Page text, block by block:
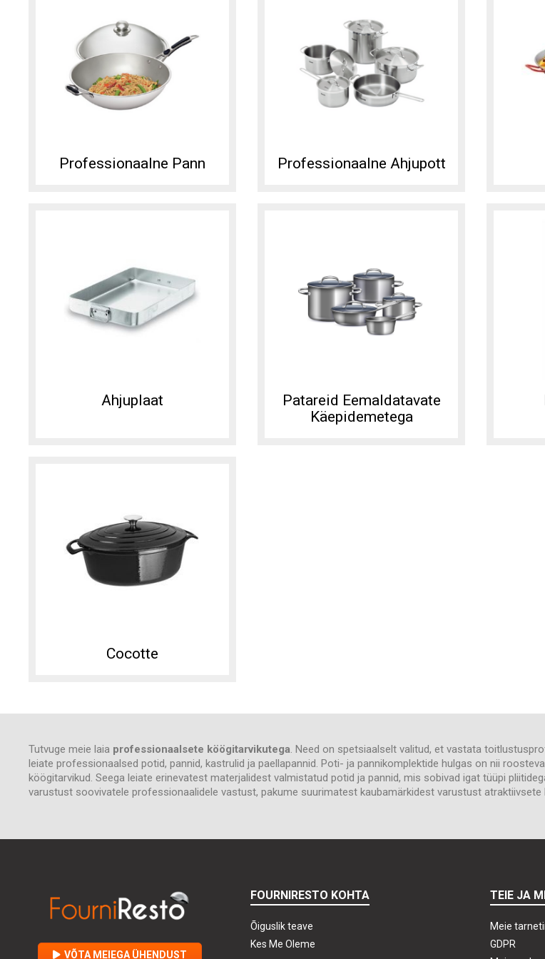
Professionaalne Pann Professionaalne Ahjupott
Ahjuplaat
Patareid Eemaldatavate
Käepidemetega
Cocotte
Tutvuge meie laia professionaalsete köögitarvikutega. Need on spetsiaalselt valitud, et vastata
leiate professionaalsed potid, pannid, kastrulid ja paellapannid. Poti- ja pannikomplektide hulgas on nii
köögitarvikud. Seega leiate erinevatest materjalidest valmistatud potid ja pannid, mis sobivad igat tüüpi
varustust soovivatele professionaalidele vastust, pakume suurimatest kaubamärkidest varustust atraktiivsete
VÕTA MEIEGA ÜHENDUST
FOURNIRESTO KOHTA
Õiguslik teave
Kes Me Oleme
TEIE JA
Meie
GDPR